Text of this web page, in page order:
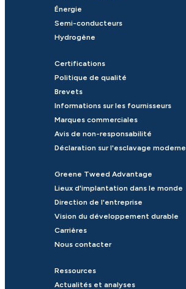
Énergie
Semi-conducteurs
Hydrogène
Certifications
Politique de qualité
Brevets
Informations sur les fournisseurs
Marques commerciales
Avis de non-responsabilité
Déclaration sur l'esclavage moderne
Greene Tweed Advantage
Lieux d'implantation dans le monde
Direction de l'entreprise
Vision du développement durable
Carrières
Nous contacter
Ressources
Actualités et analyses